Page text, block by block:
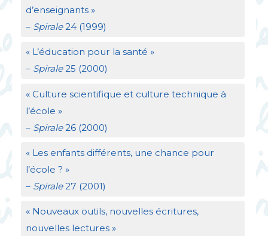
d’enseignants »
– Spirale24 (1999)
« L’éducation pour la santé »
– Spirale25 (2000)
« Culture scientifique et culture technique à
l’école »
– Spirale26 (2000)
« Les enfants différents, une chance pour
l’école ? »
– Spirale27 (2001)
« Nouveaux outils, nouvelles écritures,
nouvelles lectures »